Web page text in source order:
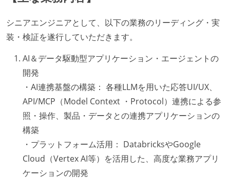
シニアエンジニアとして、以下の業務のリーディング・実
装・検証を遂行していただきます。
AI＆データ駆動型アプリケーション・エージェントの
開発
・AI連携基盤の構築： 各種LLMを用いた応答UI/UX、
API/MCP（Model Context ・Protocol）連携による参
照・操作、製品・データとの連携アプリケーションの
構築
・プラットフォーム活用： DatabricksやGoogle
Cloud（Vertex AI等）を活用した、高度な業務アプリ
ケーションの開発